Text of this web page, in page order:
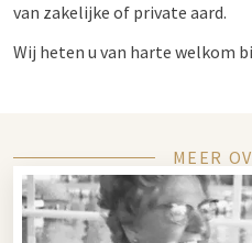
van zakelijke of private aard.
Wij heten u van harte welkom
MEER